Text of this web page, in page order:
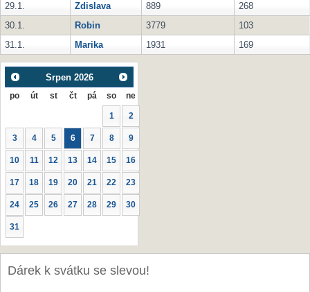
29.1.
Zdislava 889
268
30.1.
Robin 3779
103
31.1.
Marika 1931 169
Srpen 2026
po út st čt pá so ne
1 2
3 4 5 6 7 8 9
10 11 12 13 14 15 16
17 18 19 20 21 22 23
24 25 26 27 28 29 30
31
Dárek k svátku se slevou!